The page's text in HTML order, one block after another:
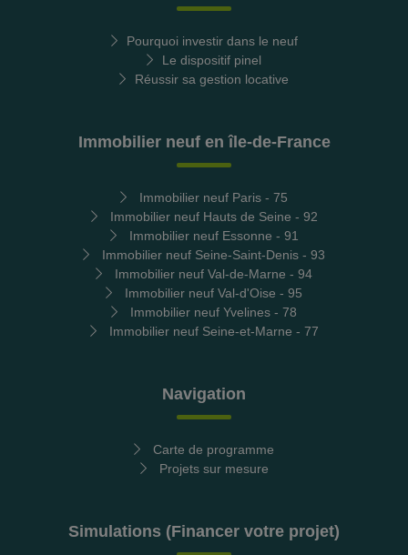
Pourquoi investir dans le neuf
Le dispositif pinel
Réussir sa gestion locative
Immobilier neuf en île-de-France
Immobilier neuf Paris - 75
Immobilier neuf Hauts de Seine - 92
Immobilier neuf Essonne - 91
Immobilier neuf Seine-Saint-Denis - 93
Immobilier neuf Val-de-Marne - 94
Immobilier neuf Val-d'Oise - 95
Immobilier neuf Yvelines - 78
Immobilier neuf Seine-et-Marne - 77
Navigation
Carte de programme
Projets sur mesure
Simulations (Financer votre projet)